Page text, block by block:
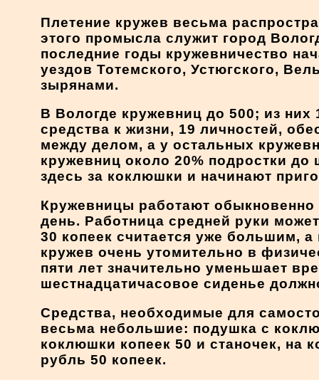
Плетение кружев весьма
этого промысла служит город
последние годы кружевничество
уездов Тотемского, Устюгского,
зырянами.
В Вологде кружевниц до 500; из
средства к жизни, 19 личностей,
между делом, а у остальных
кружевниц около 20% подростки до
здесь за коклюшки и начинают
Кружевницы работают обыкновенно
день. Работница средней руки
30 копеек считается уже большим,
кружев очень утомительно в
пяти лет значительно уменьшает
шестнадцатичасовое сиденье
Средства, необходимые для
весьма небольшие: подушка с
коклюшки копеек 50 и станочек, на
рубль 50 копеек.